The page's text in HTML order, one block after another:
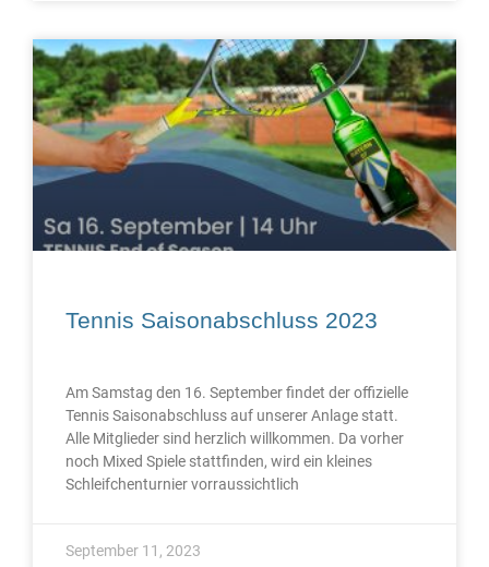
Tennis Saisonabschluss 2023
Am Samstag den 16. September findet der offizielle
Tennis Saisonabschluss auf unserer Anlage statt.
Alle Mitglieder sind herzlich willkommen. Da vorher
noch Mixed Spiele stattfinden, wird ein kleines
Schleifchenturnier vorraussichtlich
September 11, 2023